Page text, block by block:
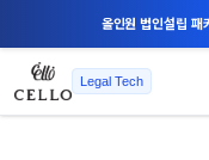
올인원 법인설립 패
Legal Tech